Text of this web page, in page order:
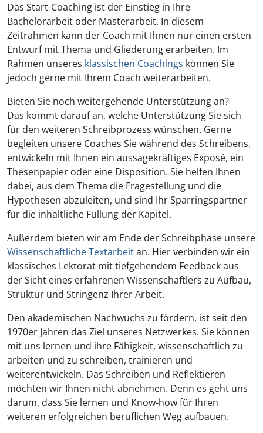
Das Start-Coaching ist der Einstieg in Ihre
Bachelorarbeit oder Masterarbeit. In diesem
Zeitrahmen kann der Coach mit Ihnen nur einen ersten
Entwurf mit Thema und Gliederung erarbeiten. Im
Rahmen unseres klassischen Coachings können Sie
jedoch gerne mit Ihrem Coach weiterarbeiten.
Bieten Sie noch weitergehende Unterstützung an?
Das kommt darauf an, welche Unterstützung Sie sich
für den weiteren Schreibprozess wünschen. Gerne
begleiten unsere Coaches Sie während des Schreibens,
entwickeln mit Ihnen ein aussagekräftiges Exposé, ein
Thesenpapier oder eine Disposition. Sie helfen Ihnen
dabei, aus dem Thema die Fragestellung und die
Hypothesen abzuleiten, und sind Ihr Sparringspartner
für die inhaltliche Füllung der Kapitel.
Außerdem bieten wir am Ende der Schreibphase unsere
Wissenschaftliche Textarbeitan. Hier verbinden wir ein
klassisches Lektorat mit tiefgehendem Feedback aus
der Sicht eines erfahrenen Wissenschaftlers zu Aufbau,
Struktur und Stringenz Ihrer Arbeit.
Den akademischen Nachwuchs zu fördern, ist seit den
1970er Jahren das Ziel unseres Netzwerkes. Sie können
mit uns lernen und ihre Fähigkeit, wissenschaftlich zu
arbeiten und zu schreiben, trainieren und
weiterentwickeln. Das Schreiben und Reflektieren
möchten wir Ihnen nicht abnehmen. Denn es geht uns
darum, dass Sie lernen und Know-how für Ihren
weiteren erfolgreichen beruflichen Weg aufbauen.